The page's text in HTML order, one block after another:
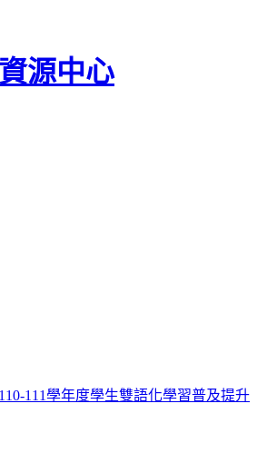
111學年度學生雙語化學習普及提升